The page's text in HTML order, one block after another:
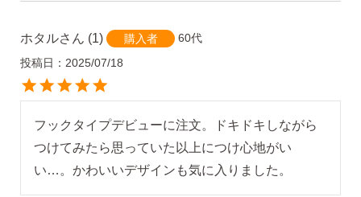
ホタル 1 購入者
60代
投稿日
2025/07/18
フックタイプデビューに注文。ドキドキしながら
つけてみたら思っていた以上につけ心地がい
い…。かわいいデザインも気に入りました。